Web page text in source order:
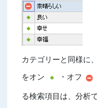
カテゴリーと同様に
をオン
・オフ
る検索項目は、分析